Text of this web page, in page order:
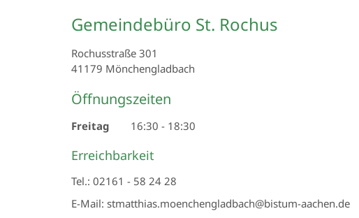
Gemeindebüro St. Rochus
Rochusstraße 301
41179 Mönchengladbach
Öffnungszeiten
Freitag 16:30 - 18:30
Erreichbarkeit
Tel.: 02161 - 58 24 28
E-Mail: stmatthias.moenchengladbach@bistum-aachen.de